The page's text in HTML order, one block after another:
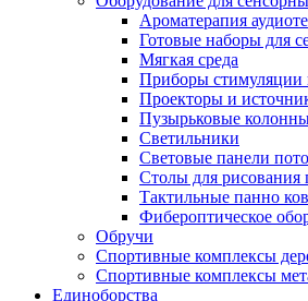
Ароматерапия
Готовые наборы для
Мягкая среда
Приборы стимуляции
Проекторы и
Пузырьковые
Светильники
Световые панели
Столы для рисования
Тактильные панно
Фибероптическое
Обручи
Спортивные комплексы
Спортивные комплексы
Единоборства